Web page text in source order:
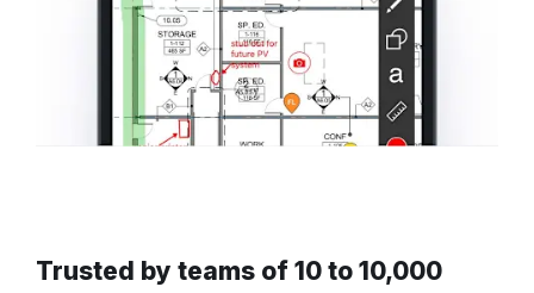
Trusted by teams of 10 to 10,000